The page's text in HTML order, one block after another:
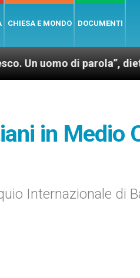
CHIESA E MONDO DOCUMENTI
di parola”, dietro le
in Medio
Internazionale di